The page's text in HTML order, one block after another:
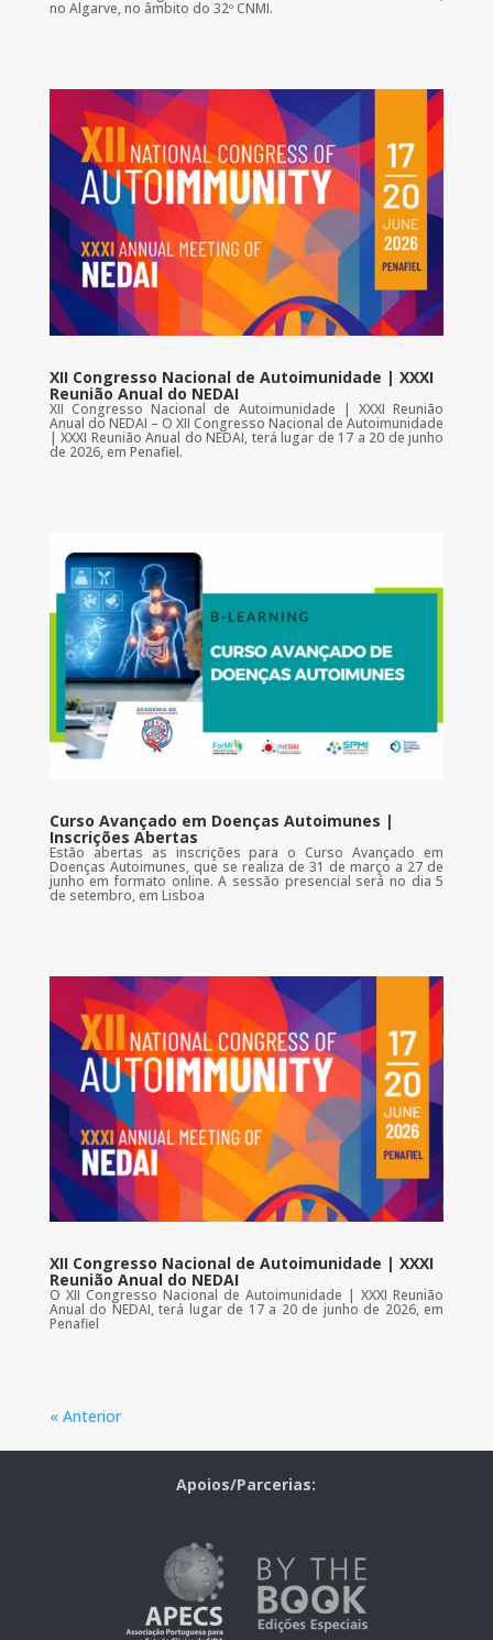
no Algarve, no âmbito do 32º CNMI.
XII Congresso Nacional de Autoimunidade | XXXI
Reunião Anual do NEDAI
XII Congresso Nacional de Autoimunidade | XXXI Reunião
Anual do NEDAI – O XII Congresso Nacional de Autoimunidade
| XXXI Reunião Anual do NEDAI, terá lugar de 17 a 20 de junho
de 2026, em Penafiel.
Curso Avançado em Doenças Autoimunes |
Inscrições Abertas
Estão abertas as inscrições para o Curso Avançado em
Doenças Autoimunes, que se realiza de 31 de março a 27 de
junho em formato online. A sessão presencial será no dia 5
de setembro, em Lisboa
XII Congresso Nacional de Autoimunidade | XXXI
Reunião Anual do NEDAI
O XII Congresso Nacional de Autoimunidade | XXXI Reunião
Anual do NEDAI, terá lugar de 17 a 20 de junho de 2026, em
Penafiel
« Anterior
Apoios/Parcerias: